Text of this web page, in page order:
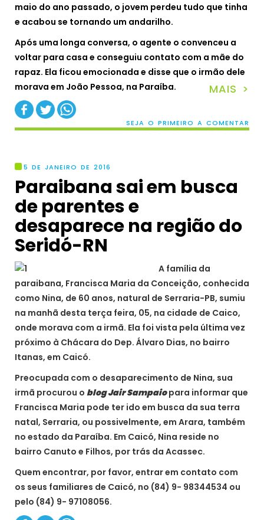
maio do ano passado, o jovem perdeu tudo que tinha
e acabou se tornando um andarilho.
Após uma longa conversa, o agente o convenceu a
voltar para casa e conseguiu contato com a mãe do
rapaz. Ela ficou emocionada e disse que o irmão dele
morava em João Pessoa, na Paraíba.
MAIS >
SEJA O PRIMEIRO A COMENTAR
5 DE JANEIRO DE 2016
Paraibana sai em busca
de parentes e
desaparece na região do
Seridó-RN
A família da
paraibana, Francisca Maria da Conceição, conhecida
como Nina, de 60 anos, natural de Serraria-PB, sumiu
na manhã desta terça feira, 05, na cidade de Caico,
onde morava com a irmã. Ela foi vista pela última vez
próximo à Chácara do Dep. Álvaro Dias, no bairro
Itanas, em Caicó.
Preocupada com o desaparecimento de Nina, sua
irmã procurou o blog Jair Sampaiopara informar que
Francisca Maria pode ter ido em busca da sua terra
natal, Serraria, ou possivelmente, em Arara, também
no estado da Paraíba. Em Caicó, Nina reside no
bairro Canuto e Filhos, por trás da Acassec.
Quem encontrar, por favor, entrar em contato com
os seus familiares de Caicó, no (84) 9- 98344534 ou
pelo (84) 9- 97108056.